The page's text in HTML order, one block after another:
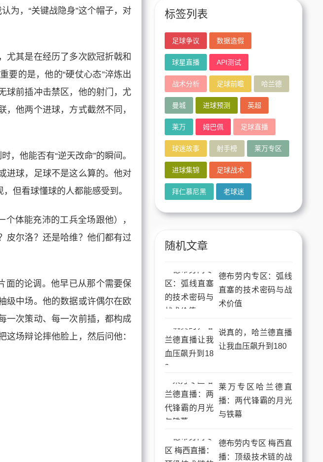
为，“关键战隐身”这个帽子，对
尤其是在经历了多次欧冠折戟和
要的是，他的“硬仗心态”淬炼出
球前插冲击禁区，他的射门，尤
他两个进球，方式截然不同，
，他能否有“逆天改命”的瞬间。
进球，足球不是这么算的。他对
但看球懂球的人都能感受到。
体能充沛的工兵全场跟他），
皮尔洛？还是哈维？他们都有过
面的论调。他早已从那个需要保
级中场。他的数据或许偶尔在欧
一次策动、每一次前插，都构成
场辩论摔他脸上，然后问他：
标签列表
足球争议 数据造假
球星直播 API测试
战术分析 足球前瞻 哈兰德
曼城 进球预测 英超
莱万 姆巴佩 足球直播
球迷故事 射手榜 莱万专区
进球集锦 足球战术
拜仁慕尼黑 老球迷
随机文章
德布劳内专区：弧线
直塞的技术密码与战
术价值
说真的，哈兰德直播
让我血压飙升到180
莱万专区哈兰德直
播：两代锋霸的月光
与铁幕
德布劳内专区 梅西直
播：顶级技术链的战